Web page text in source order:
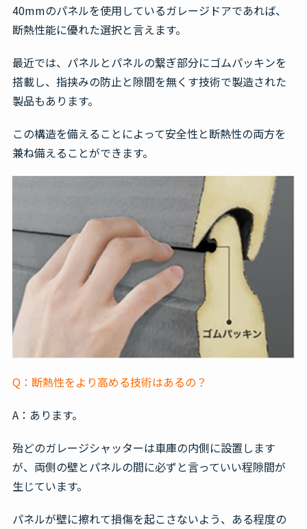
40mmのパネルを使用しているガレージドアであれば、
断熱性能に優れた選択と言えます。
最近では、パネルとパネルの繋ぎ部分にゴムパッキンを
搭載し、指挟みの防止と隙間を無くす技術で製造された
製品もあります。
この構造を備えることによって安全性と断熱性の両方を
兼ね備えることができます。
Q： 断熱性をより高める技術はあるの？
A：あります。
殆どのガレージシャッターは車庫の内側に設置します
が、両側の壁とパネルの間に必ずと言っていい程隙間が
生じています。
パネルが壁に擦れて損傷を起こさないよう、ある程度の